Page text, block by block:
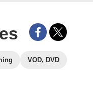
VOD, DVD